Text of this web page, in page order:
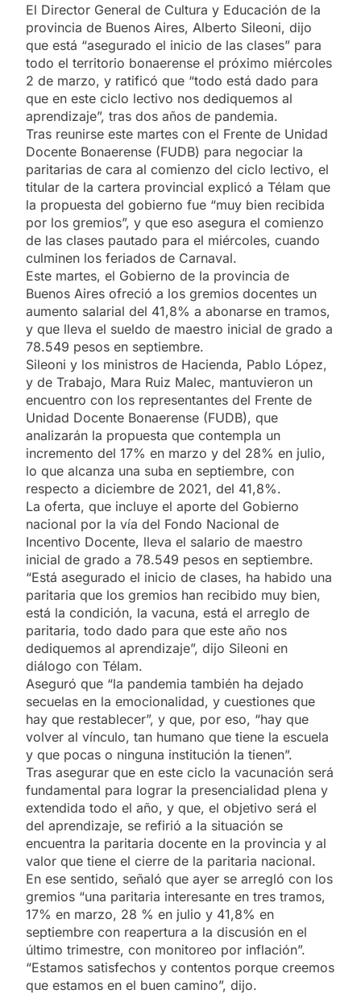
El Director General de Cultura y Educación de la
provincia de Buenos Aires, Alberto Sileoni, dijo
que está “asegurado el inicio de las clases” para
todo el territorio bonaerense el próximo miércoles
2 de marzo, y ratificó que “todo está dado para
que en este ciclo lectivo nos dediquemos al
aprendizaje”, tras dos años de pandemia.
Tras reunirse este martes con el Frente de Unidad
Docente Bonaerense (FUDB) para negociar la
paritarias de cara al comienzo del ciclo lectivo, el
titular de la cartera provincial explicó a Télam que
la propuesta del gobierno fue “muy bien recibida
por los gremios”, y que eso asegura el comienzo
de las clases pautado para el miércoles, cuando
culminen los feriados de Carnaval.
Este martes, el Gobierno de la provincia de
Buenos Aires ofreció a los gremios docentes un
aumento salarial del 41,8% a abonarse en tramos,
y que lleva el sueldo de maestro inicial de grado a
78.549 pesos en septiembre.
Sileoni y los ministros de Hacienda, Pablo López,
y de Trabajo, Mara Ruiz Malec, mantuvieron un
encuentro con los representantes del Frente de
Unidad Docente Bonaerense (FUDB), que
analizarán la propuesta que contempla un
incremento del 17% en marzo y del 28% en julio,
lo que alcanza una suba en septiembre, con
respecto a diciembre de 2021, del 41,8%.
La oferta, que incluye el aporte del Gobierno
nacional por la vía del Fondo Nacional de
Incentivo Docente, lleva el salario de maestro
inicial de grado a 78.549 pesos en septiembre.
“Está asegurado el inicio de clases, ha habido una
paritaria que los gremios han recibido muy bien,
está la condición, la vacuna, está el arreglo de
paritaria, todo dado para que este año nos
dediquemos al aprendizaje”, dijo Sileoni en
diálogo con Télam.
Aseguró que “la pandemia también ha dejado
secuelas en la emocionalidad, y cuestiones que
hay que restablecer”, y que, por eso, “hay que
volver al vínculo, tan humano que tiene la escuela
y que pocas o ninguna institución la tienen”.
Tras asegurar que en este ciclo la vacunación será
fundamental para lograr la presencialidad plena y
extendida todo el año, y que, el objetivo será el
del aprendizaje, se refirió a la situación se
encuentra la paritaria docente en la provincia y al
valor que tiene el cierre de la paritaria nacional.
En ese sentido, señaló que ayer se arregló con los
gremios “una paritaria interesante en tres tramos,
17% en marzo, 28 % en julio y 41,8% en
septiembre con reapertura a la discusión en el
último trimestre, con monitoreo por inflación”.
“Estamos satisfechos y contentos porque creemos
que estamos en el buen camino”, dijo.